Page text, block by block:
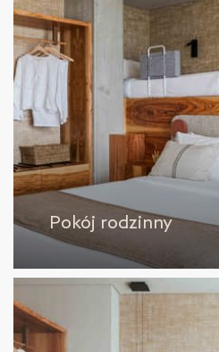
Pokój rodzinny